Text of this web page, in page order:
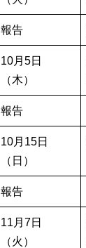
報告
10月5日
（木）
報告
10月15日
（日）
報告
11月7日
（火）